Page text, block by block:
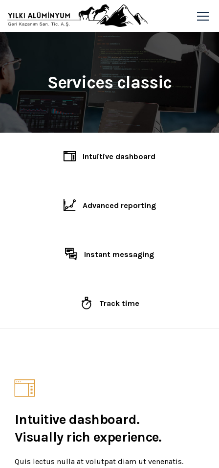
Services classic
Intuitive dashboard
Advanced reporting
Instant messaging
Track time
Intuitive dashboard.
Visually rich experience.
Quis lectus nulla at volutpat diam ut venenatis.